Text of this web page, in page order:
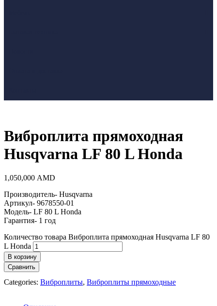
Виброплита прямоходная
Husqvarna LF 80 L Honda
1,050,000 AMD
Производитель- Husqvarna
Артикул- 9678550-01
Модель- LF 80 L Honda
Гарантия- 1 год
Количество товара Виброплита прямоходная Husqvarna LF 80
L Honda
В корзину
Сравнить
Categories: Виброплиты, Виброплиты прямоходные